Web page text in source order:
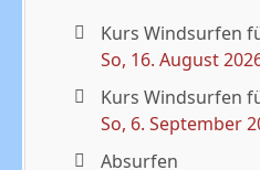
Kurs Windsurfen
So, 16. August
Kurs Windsurfen
So, 6. September
Absurfen